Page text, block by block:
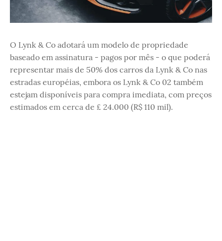
O Lynk & Co adotará um modelo de propriedade
baseado em assinatura - pagos por mês - o que poderá
representar mais de 50% dos carros da Lynk & Co nas
estradas européias, embora os Lynk & Co 02 também
estejam disponíveis para compra imediata, com preços
estimados em cerca de £ 24.000 (R$ 110 mil).